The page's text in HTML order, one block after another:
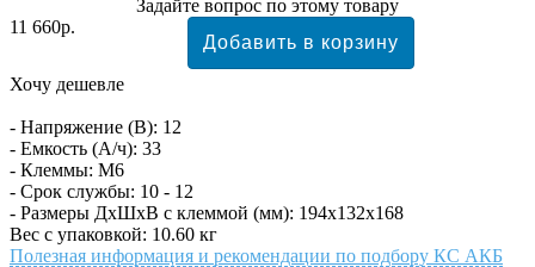
Задайте вопрос по этому товару
11 660р.
Хочу дешевле
- Напряжение (В): 12
- Емкость (А/ч): 33
- Клеммы: М6
- Срок службы: 10 - 12
- Размеры ДхШхВ с клеммой (мм): 194х132х168
Вес с упаковкой: 10.60 кг
Полезная информация и рекомендации по подбору КС АКБ